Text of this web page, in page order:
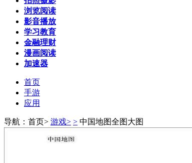
浏览阅读
影音播放
学习教育
金融理财
漫画阅读
加速器
首页
手游
应用
导航：首页> 游戏> > 中国地图全图大图